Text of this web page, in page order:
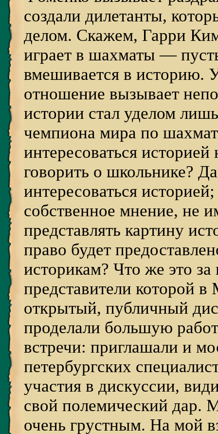
создали дилетанты,
делом. Скажем, Гарри
играет в шахматы —
вмешивается в историю.
отношение вызывает
истории стал уделом
чемпиона мира по
интересоваться
говорить о школьнике?
интересоваться
собственное мнение, не
представлять картину
право будет
историкам? Что же это
представители которой
открытый, публичный
проделали большую
встречи: приглашали и
петербургских
участия в дискуссии,
свой полемический дар.
очень грустным. На мой